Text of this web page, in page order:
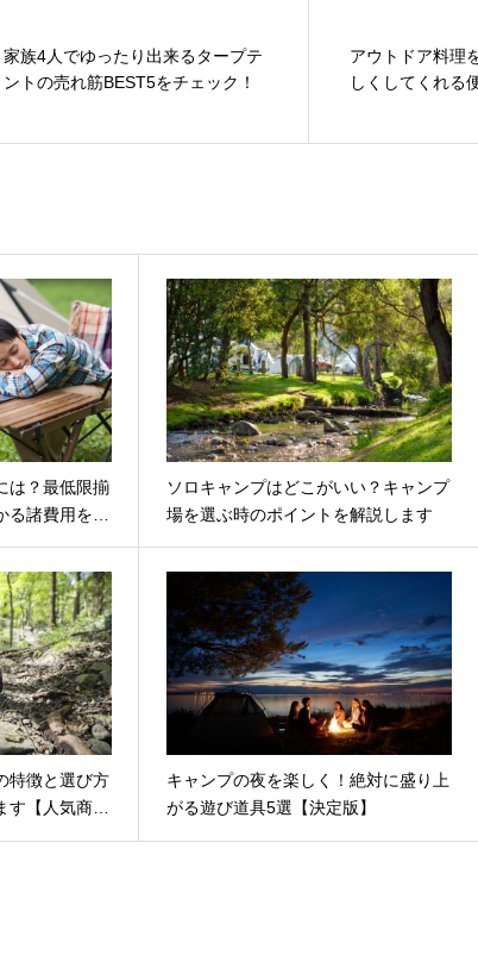
家族4人でゆったり出来るタープテ
ントの売れ筋BEST5をチェック！
アウトドア料理
しくしてくれる
は？最低限揃
る諸費用を…
ソロキャンプはどこがいい？キャンプ
場を選ぶ時のポイントを解説します
特徴と選び方
す【人気商…
キャンプの夜を楽しく！絶対に盛り上
がる遊び道具5選【決定版】